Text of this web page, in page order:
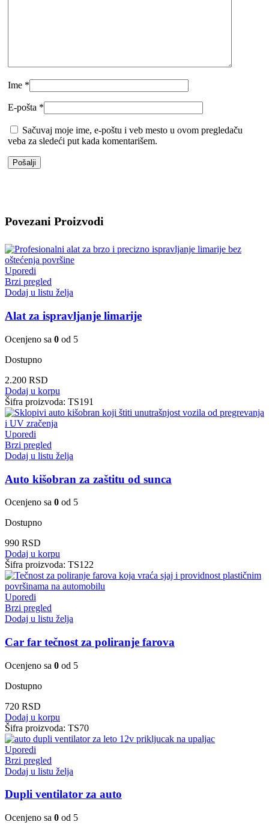
Ime *
E-pošta *
Sačuvaj moje ime, e-poštu i veb mesto u ovom pregledaču
veba za sledeći put kada komentarišem.
Povezani Proizvodi
Uporedi
Brzi pregled
Dodaj u listu želja
Alat za ispravljanje limarije
Ocenjeno sa 0 od 5
Dostupno
2.200 RSD
Dodaj u korpu
Šifra proizvoda: TS191
Uporedi
Brzi pregled
Dodaj u listu želja
Auto kišobran za zaštitu od sunca
Ocenjeno sa 0 od 5
Dostupno
990 RSD
Dodaj u korpu
Šifra proizvoda: TS122
Uporedi
Brzi pregled
Dodaj u listu želja
Car far tečnost za poliranje farova
Ocenjeno sa 0 od 5
Dostupno
720 RSD
Dodaj u korpu
Šifra proizvoda: TS70
Uporedi
Brzi pregled
Dodaj u listu želja
Dupli ventilator za auto
Ocenjeno sa 0 od 5